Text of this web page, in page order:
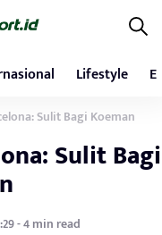
Lifestyle
Sulit Bagi Koeman
Sulit Bagi
- 4 min read